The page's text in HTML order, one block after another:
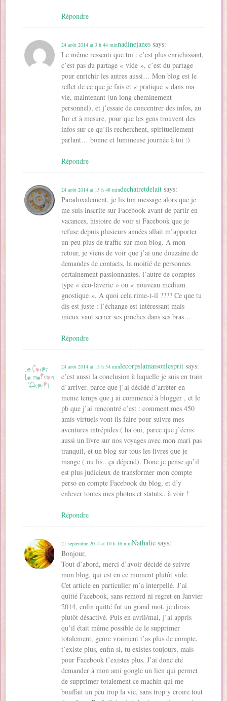
Répondre
nadinejanes says:
24 août 2014 at 3 h 44 min
Le même ressenti que toi : c’est plus enrichissant,
c’est pas du partage « vide », c’est du partage
pour enrichir les autres aussi… Mon blog est le
reflet de ce que je fais et « pratique » dans ma
vie, maintenant (un long cheminement
personnel), et j’essaie de concentrer des infos, au
fur et à mesure, pour que les gens trouvent des
infos sur ce qu’ils recherchent, spirituellement
parlant… bonne et lumineuse journée à toi :)
Répondre
dechairetdelait says:
24 août 2014 at 15 h 48 min
Paradoxalement, je lis ton message alors que je
me suis inscrite sur Facebook avant de partir en
vacances, histoire de voir si Facebook que je
refuse depuis plusieurs années allait m’apporter
un peu plus de traffic sur mon blog. A mon
retour, je viens de voir que j’ai une douzaine de
demandes de contacts, la moitié de personnes
certainement passionnantes, l’autre de comptes
type « éco-laverie » ou « nouveau medium
gnostique ». A quoi cela rime-t-il ???? Ce que tu
dis est juste : l’échange est intéressant mais
mieux vaut serrer ses proches dans ses bras…
Répondre
lecorpslamaisonlesprit says:
24 août 2014 at 15 h 54 min
c’est aussi la conclusion à laquelle je suis en train
d’arriver. parce que j’ai décidé d’arrêter en
meme temps que j ai commencé à blogger , et le
pb que j’ai rencontré c’est : comment mes 450
amis virtuels vont ils faire pour suivre mes
aventures intrépides ( ha oui, parce que j’écris
aussi un livre sur nos voyages avec mon mari pas
tranquil, et un blog sur tous les livres que je
mange ( ou lis.. ça dépend). Donc je pense qu’il
est plus judicieux de transformer mon compte
perso en compte Facebook du blog, et d’y
enlever toutes mes photos et statuts.. à voir !
Répondre
Nathalie says:
21 septembre 2014 at 10 h 16 min
Bonjour,
Tout d’abord, merci d’avoir décidé de suivre
mon blog, qui est en ce moment plutôt vide.
Cet article en particulier m’a interpellé. J’ai
quitté Facebook, sans remord ni regret en Janvier
2014, enfin quitté fut un grand mot, je dirais
plutôt désactivé. Puis en avril/mai, j’ai appris
qu’il était même possible de le supprimer
totalement, genre vraiment t’as plus de compte,
t’existe plus, enfin si, tu existes toujours, mais
pour Facebook t’existes plus. J’ai donc été
demander à mon ami google un lien qui permet
de supprimer totalement ce machin qui me
bouffait un peu trop la vie, sans trop y croire tout